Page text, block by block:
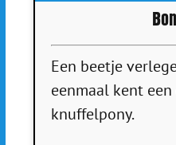
Een beetje
eenmaal kent
knuffelpony.